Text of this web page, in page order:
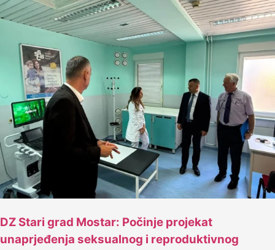
DZ Stari grad Mostar: Počinje projekat
unaprjeđenja seksualnog i reproduktivnog